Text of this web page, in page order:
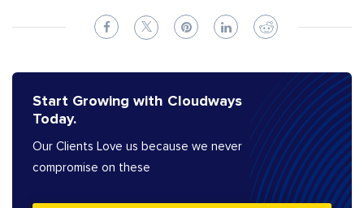
Start Growing with Cloudways
Today.
Our Clients Love us because we never
compromise on these